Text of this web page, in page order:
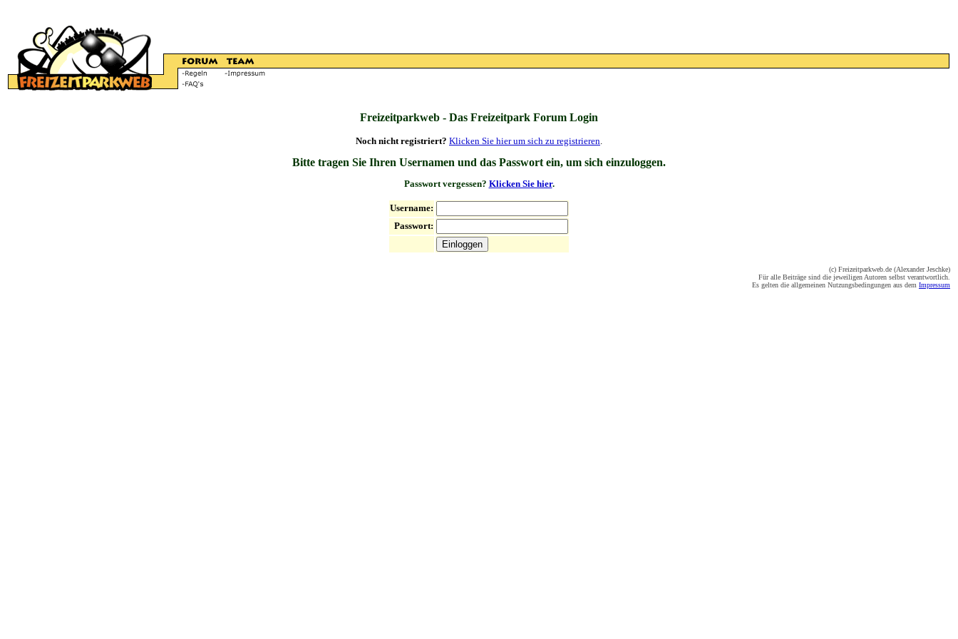
Freizeitparkweb - Das Freizeitpark Forum Login
Noch nicht registriert? Klicken Sie hier um sich zu registrieren.
Bitte tragen Sie Ihren Usernamen und das Passwort ein, um sich einzuloggen.
Passwort vergessen? Klicken Sie hier.
Username:
Passwort:
(c) Freizeitparkweb.de (Alexander Jeschke)
Für alle Beiträge sind die jeweiligen Autoren selbst verantwortlich.
Es gelten die allgemeinen Nutzungsbedingungen aus dem Impressum